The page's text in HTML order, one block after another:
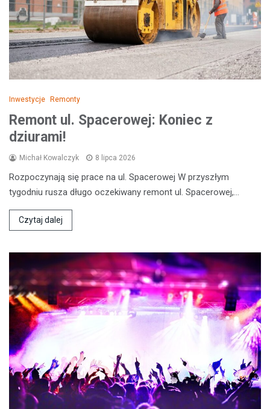
Inwestycje Remonty
Remont ul. Spacerowej: Koniec z
dziurami!
Michał Kowalczyk 8 lipca 2026
Rozpoczynają się prace na ul. Spacerowej W przyszłym
tygodniu rusza długo oczekiwany remont ul. Spacerowej,…
Czytaj dalej